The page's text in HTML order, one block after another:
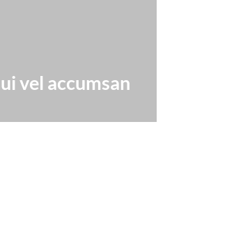
vel accumsan